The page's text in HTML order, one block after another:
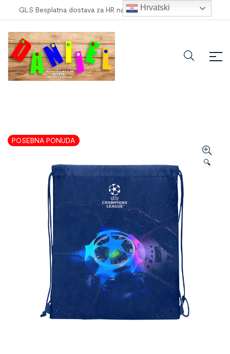
GLS Besplatna dostava za HR narudžbe veće od 100,00 €
🔍
POSEBNA PONUDA
Hrvatski